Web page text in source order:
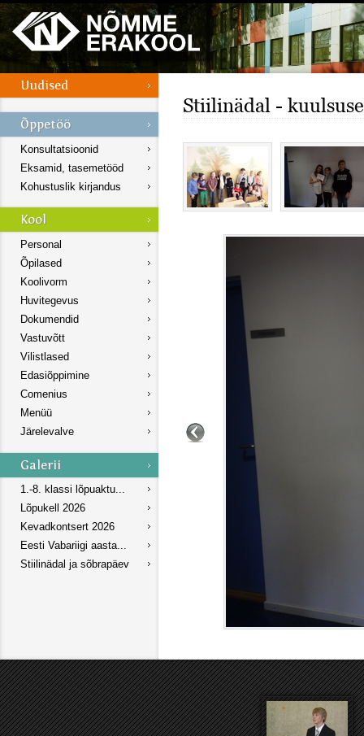
Konsultatsioonid
Eksamid, tasemetööd
Kohustuslik kirjandus
Personal
Õpilased
Koolivorm
Huvitegevus
Dokumendid
Vastuvõtt
Vilistlased
Edasiõppimine
Comenius
Menüü
Järelevalve
1.-8. klassi lõpuaktu...
Lõpukell 2026
Kevadkontsert 2026
Eesti Vabariigi aasta...
Stiilinädal ja sõbrapäev
Stiilinädal -